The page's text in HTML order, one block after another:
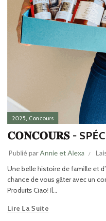
2025, Concours
𝐂𝐎𝐍𝐂𝐎𝐔𝐑𝐒 -
Publié parAnnie et Alexa
Une belle histoire de famille et
chance de vous gâter avec un
Produits Ciao! Il...
Lire La Suite